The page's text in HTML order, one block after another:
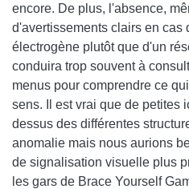
encore. De plus, l'absence,
d'avertissements clairs en cas
électrogène plutôt que d'un
conduira trop souvent à
menus pour comprendre ce
sens. Il est vrai que de petites
dessus des différentes
anomalie mais nous aurions
de signalisation visuelle plus
les gars de Brace Yourself